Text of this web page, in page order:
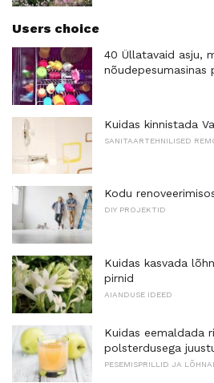
Users choice
40 Üllatavaid asju,
nõudepesumasinas
Kuidas kinnistada
SANITAARTEHNILISED
Kodu
DIY PROJEKTID
Kuidas kasvada
pirnid
AIANDUSE IDEED
Kuidas eemaldada
polsterdusega
PESEMISPRILLID JA